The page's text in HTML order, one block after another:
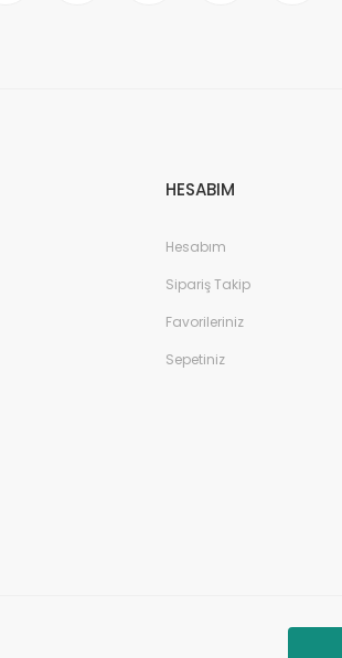
HESABIM
Hesabım
Sipariş Takip
Favorileriniz
Sepetiniz